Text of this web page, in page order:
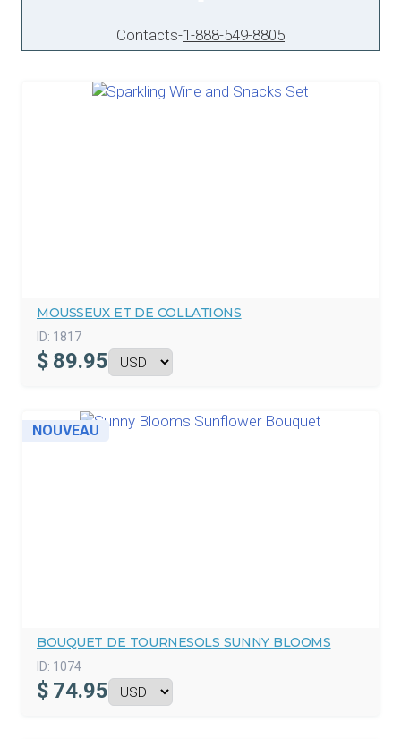
Contacts-1-888-549-8805
MOUSSEUX ET DE COLLATIONS
ID: 1817
$ 89.95
NOUVEAU
BOUQUET DE TOURNESOLS SUNNY BLOOMS
ID: 1074
$ 74.95